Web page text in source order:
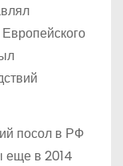
посол в РФ
еще в 2014